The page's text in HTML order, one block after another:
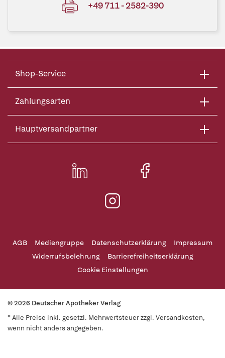
+49 711 - 2582-390
Shop-Service
Zahlungsarten
Hauptversandpartner
AGB Mediengruppe Datenschutzerklärung
Impressum
Widerrufsbelehrung
Barrierefreiheitserklärung
Cookie Einstellungen
© 2026 Deutscher Apotheker Verlag
* Alle Preise inkl. gesetzl. Mehrwertsteuer zzgl. Versandkosten,
wenn nicht anders angegeben.